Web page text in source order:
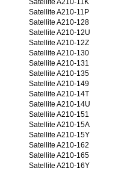
Satellite A210-11K
Satellite A210-11P
Satellite A210-128
Satellite A210-12U
Satellite A210-12Z
Satellite A210-130
Satellite A210-131
Satellite A210-135
Satellite A210-149
Satellite A210-14T
Satellite A210-14U
Satellite A210-151
Satellite A210-15A
Satellite A210-15Y
Satellite A210-162
Satellite A210-165
Satellite A210-16Y